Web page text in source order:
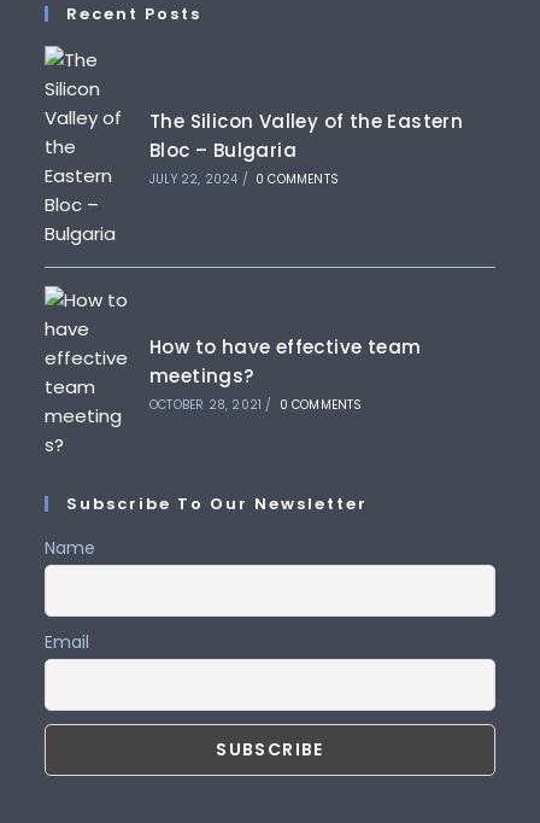
Recent Posts
The Silicon Valley of the Eastern
Bloc – Bulgaria
JULY 22, 2024 / 0 COMMENTS
How to have effective team
meetings?
OCTOBER 28, 2021 / 0 COMMENTS
Subscribe To Our Newsletter
Name
Email